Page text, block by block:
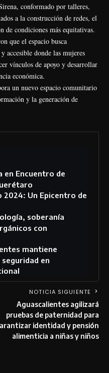
conformado por talleres,
a la construcción de redes, el
de condiciones más equitativas.
que el espacio busca
accesible donde las mujeres
vínculos de apoyo y desarrollar
económica.
un nuevo espacio comunitario
y la generación de
en Encuentro de
2024: Un Epicentro de
soberanía
con
mantiene
en
NOTICIA SIGUIENTE
Aguascalientes agilizará
pruebas de paternidad para
identidad y pensión
alimenticia a niñas y niños